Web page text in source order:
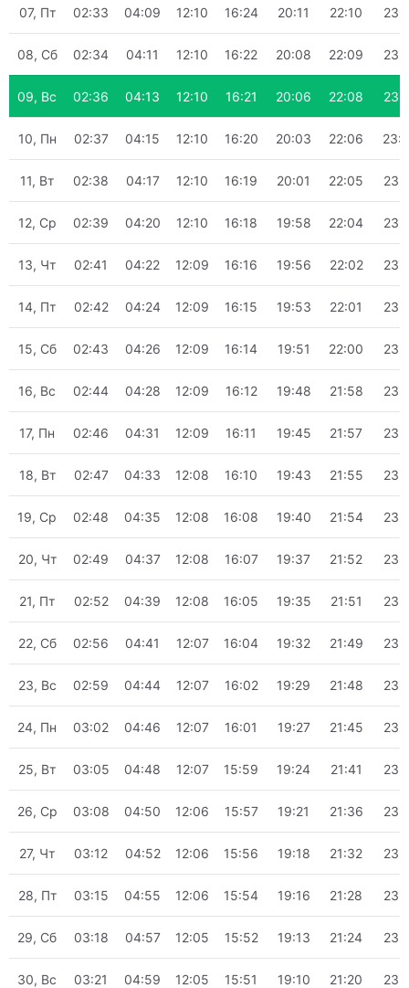
07, Пт 02:33 04:09 12:10 16:24 20:11 22:10
08, Сб 02:34 04:11 12:10 16:22 20:08 22:09
09, Вс 02:36 04:13 12:10 16:21 20:06 22:08
10, Пн 02:37 04:15 12:10 16:20 20:03 22:06
11, Вт 02:38 04:17 12:10 16:19 20:01 22:05
12, Ср 02:39 04:20 12:10 16:18 19:58 22:04
13, Чт 02:41 04:22 12:09 16:16 19:56 22:02
14, Пт 02:42 04:24 12:09 16:15 19:53 22:01
15, Сб 02:43 04:26 12:09 16:14 19:51 22:00
16, Вс 02:44 04:28 12:09 16:12 19:48 21:58
17, Пн 02:46 04:31 12:09 16:11 19:45 21:57
18, Вт 02:47 04:33 12:08 16:10 19:43 21:55
19, Ср 02:48 04:35 12:08 16:08 19:40 21:54
20, Чт 02:49 04:37 12:08 16:07 19:37 21:52
21, Пт 02:52 04:39 12:08 16:05 19:35 21:51
22, Сб 02:56 04:41 12:07 16:04 19:32 21:49
23, Вс 02:59 04:44 12:07 16:02 19:29 21:48
24, Пн 03:02 04:46 12:07 16:01 19:27 21:45
25, Вт 03:05 04:48 12:07 15:59 19:24 21:41
26, Ср 03:08 04:50 12:06 15:57 19:21 21:36
27, Чт 03:12 04:52 12:06 15:56 19:18 21:32
28, Пт 03:15 04:55 12:06 15:54 19:16 21:28
29, Сб 03:18 04:57 12:05 15:52 19:13 21:24
30, Вс 03:21 04:59 12:05 15:51 19:10 21:20